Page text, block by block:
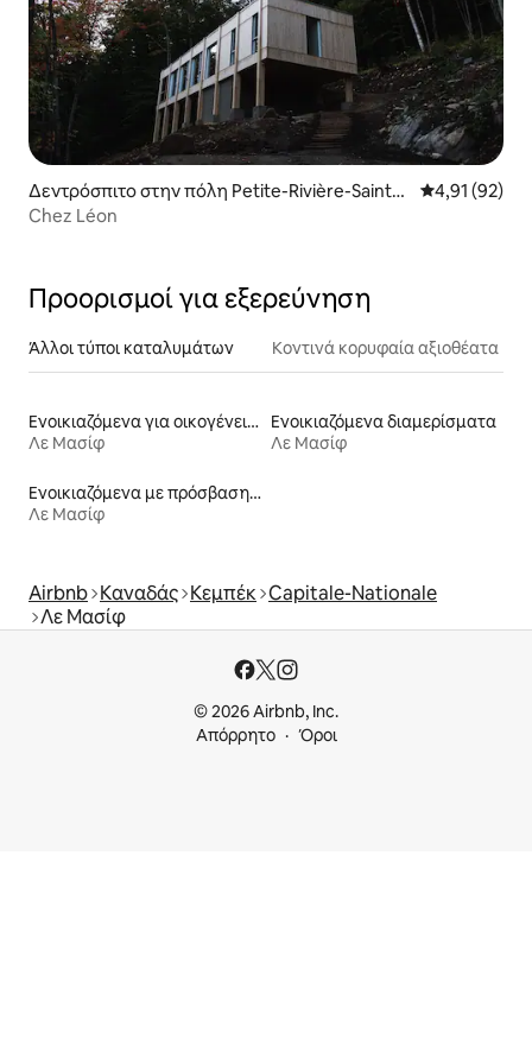
Δεντρόσπιτο στην πόλη Petite-Rivière-Saint-F
rançois
Μέση
4,91 (92)
Chez Léon
Προορισμοί για εξερεύνηση
Άλλοι τύποι καταλυμάτων Κοντινά κορυφαία αξιοθέατα
Ενοικιαζόμενα για οικογένειες
Λε Μασίφ
Ενοικιαζόμενα διαμερίσματα
Λε Μασίφ
Ενοικιαζόμενα με πρόσβαση σε σκι
Λε Μασίφ
Airbnb Καναδάς Κεμπέκ Capitale-Nationale
Λε Μασίφ
© 2026 Airbnb, Inc.
Απόρρητο
Όροι